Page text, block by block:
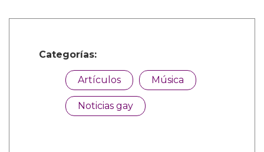
Categorías:
Artículos Música
Noticias gay